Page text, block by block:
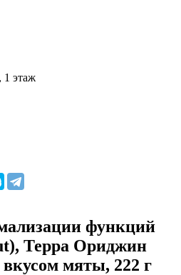
1 этаж
функций
Терра Ориджин
мяты, 222 г